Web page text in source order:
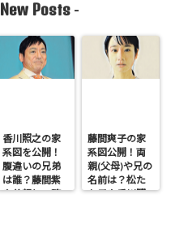
New Posts -
香川照之の家
系図を公開！
腹違いの兄弟
は誰？藤間紫
や父親との確
藤間爽子の家
系図公開！両
親(父母)や兄の
名前は？松た
か子や香川照